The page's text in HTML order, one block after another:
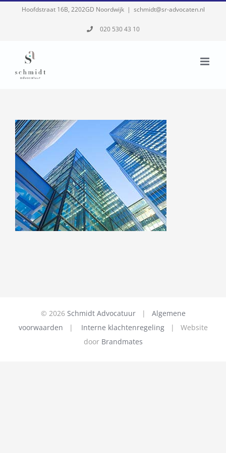
Hoofdstraat 16B, 2202GD Noordwijk | schmidt@sr-advocaten.nl
020 530 43 10
© 2026 Schmidt Advocatuur| Algemene
voorwaarden | Interne klachtenregeling| Website
door Brandmates